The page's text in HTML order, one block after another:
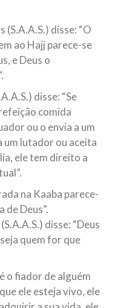
(S.A.A.S.) disse: “O
ao Hajj parece-se
e Deus o
disse: “Se
comida
ou o envia a um
um lutador ou aceita
ele tem direito a
na Kaaba parece-
de Deus”.
disse: “Deus
quem for que
o fiador de alguém
ele esteja vivo, ele